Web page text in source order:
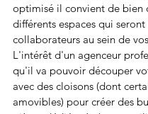
optimisé il convient de bien
différents espaces qui
collaborateurs au sein de
L'intérêt d'un agenceur
qu'il va pouvoir découper
avec des cloisons (dont
amovibles) pour créer des